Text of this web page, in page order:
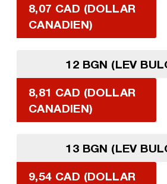
8,07 CAD (DOLLAR
CANADIEN)
12 BGN (LEV
8,81 CAD (DOLLAR
CANADIEN)
13 BGN (LEV
9,54 CAD (DOLLAR